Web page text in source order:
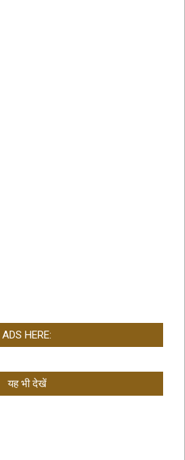
ADS HERE:
यह भी देखें